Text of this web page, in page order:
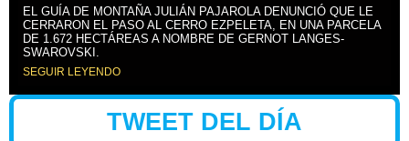
EL GUÍA DE MONTAÑA JULIÁN PAJAROLA DENUNCIÓ QUE LE
CERRARON EL PASO AL CERRO EZPELETA, EN UNA PARCELA
DE 1.672 HECTÁREAS A NOMBRE DE GERNOT LANGES-
SWAROVSKI.
SEGUIR LEYENDO
TWEET DEL DÍA